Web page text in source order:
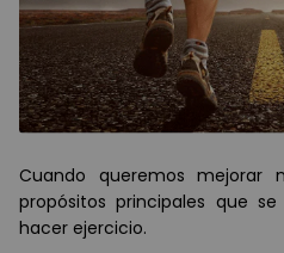
Cuando queremos mejorar
propósitos principales que
hacer ejercicio.